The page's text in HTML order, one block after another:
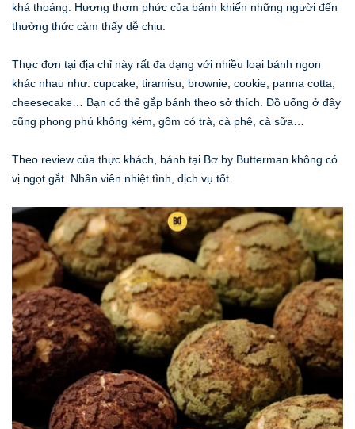
khá thoáng. Hương thơm phức của bánh khiến những người đến
thưởng thức cảm thấy dễ chịu.
Thực đơn tại địa chỉ này rất đa dạng với nhiều loại bánh ngon
khác nhau như: cupcake, tiramisu, brownie, cookie, panna cotta,
cheesecake… Bạn có thể gắp bánh theo sở thích. Đồ uống ở đây
cũng phong phú không kém, gồm có trà, cà phê, cà sữa…
Theo review của thực khách, bánh tại Bơ by Butterman không có
vị ngọt gắt. Nhân viên nhiệt tình, dịch vụ tốt.